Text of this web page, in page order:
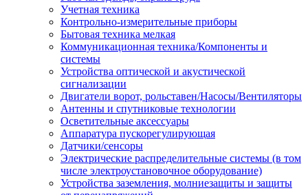
Учетная техника
Контрольно-измерительные приборы
Бытовая техника мелкая
Коммуникационная техника/Компоненты и
системы
Устройства оптической и акустической
сигнализации
Двигатели ворот, рольставен/Насосы/Вентиляторы
Антенны и спутниковые технологии
Осветительные аксессуары
Аппаратура пускорегулирующая
Датчики/сенсоры
Электрические распределительные системы (в том
числе электроустановочное оборудование)
Устройства заземления, молниезащиты и защиты